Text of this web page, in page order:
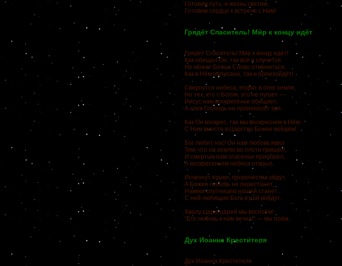
Готовим путь, и жизнь святим,
Готовим сердце к встрече с Ним!
Грядёт Спаситель! Мир к концу идёт
Грядёт Спаситель! Мир к концу идёт!
Как обещал Он, так всё и случится.
Не может Божье Слово отмениться,
Как в Нём написано, так и произойдёт!
Свернутся небеса, сгорит в огне земля,
Но тех, кто с Богом, это не пугает —
Иисус нам воскресенье обещает,
А слов Господь не произносит зря.
Как Он воскрес, так мы воскреснем в Нём,
С Ним вместе в Царство Божее войдём!
Бог любит нас! Он нам любовь явил
Тем, что на землю во плоти пришёл,
И смертью нам спасенье приобрёл,
А воскресеньем небеса открыл.
Исчезнут языки, пророчества уйдут,
А Божия любовь не перестанет,
Навеки спутницею нашей станет...
С ней любящие Бога в рай войдут.
Хвалу Царю царей мы воспоём!
“Его любовь к нам вечна!” — мы поём.
Дух Иоанна Крестителя
Дух Иоанна Крестителя